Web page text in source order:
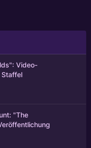
Video-
Staffel
"The